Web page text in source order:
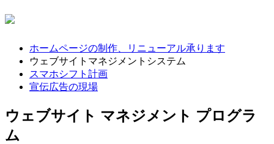
ホームページの制作、リニューアル承ります
ウェブサイトマネジメントシステム
スマホシフト計画
宣伝広告の現場
ウェブサイト マネジメント プログラ
ム